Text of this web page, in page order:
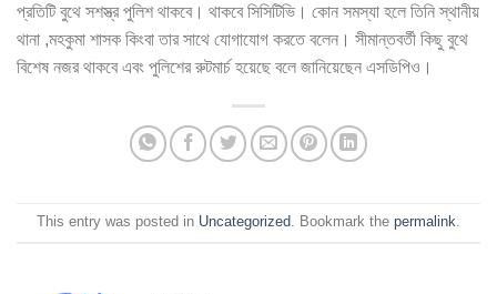
প্রতিটি বুথে সশস্ত্র পুলিশ থাকবে। থাকবে সিসিটিভি। কোন সমস্যা হলে তিনি স্থানীয়
থানা ,মহকুমা শাসক কিংবা তার সাথে যোগাযোগ করতে বলেন। সীমান্তবর্তী কিছু বুথে
বিশেষ নজর থাকবে এবং পুলিশের রুটমার্চ হয়েছে বলে জানিয়েছেন এসডিপিও।
This entry was posted in Uncategorized. Bookmark the permalink.